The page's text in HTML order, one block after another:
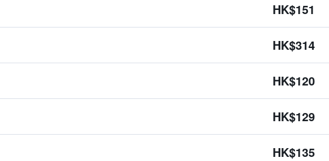
HK$151
HK$314
HK$120
HK$129
HK$135